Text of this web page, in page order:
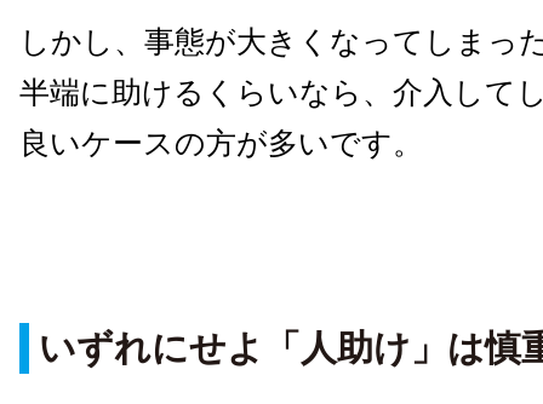
しかし、事態が大きくなってしまっ
半端に助けるくらいなら、介入して
良いケースの方が多いです。
いずれにせよ「人助け」は慎